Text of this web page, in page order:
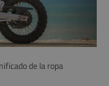
de la ropa